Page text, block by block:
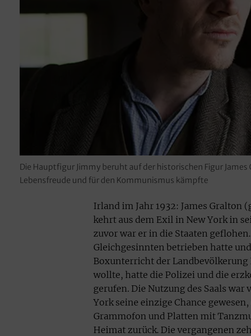
Die Hauptfigur Jimmy beruht auf der historischen Figur
Lebensfreude und für den Kommunismus kämpfte
Irland im Jahr 1932: James Gralton
kehrt aus dem Exil in New York in
zuvor war er in die Staaten
Gleichgesinnten betrieben hatte
Boxunterricht der
wollte, hatte die Polizei und die
gerufen. Die Nutzung des Saals
York seine einzige Chance
Grammofon und Platten mit
Heimat zurück. Die vergangenen